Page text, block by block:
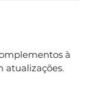
à
atualizações.